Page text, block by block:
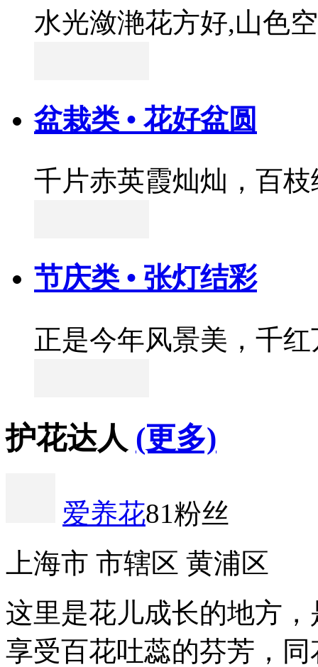
水光潋滟花方好,山色
盆栽类 • 花好盆圆
千片赤英霞灿灿，百
节庆类 • 张灯结彩
正是今年风景美，千
护花达人 (更多)
爱养花81粉丝
上海市 市辖区 黄浦区
这里是花儿成长的地方
享受百花吐蕊的芬芳，